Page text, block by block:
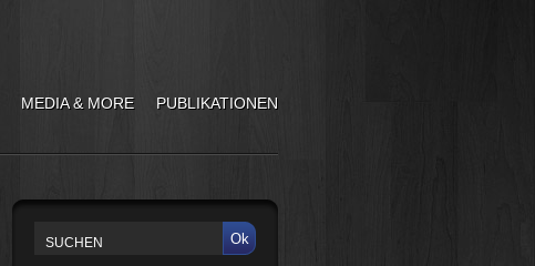
MEDIA & MORE PUBLIKATIONEN
Ok